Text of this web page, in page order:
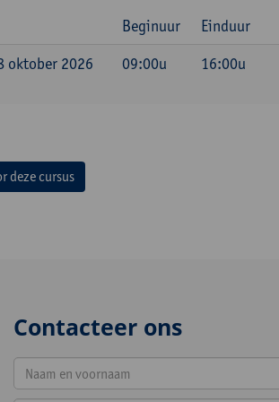
Beginuur Einduur
oktober 2026
09:00u 16:00u
deze cursus
Contacteer ons